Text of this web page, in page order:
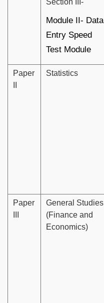
Section III-
Module II- Data
Entry Speed
Test Module
Paper
Statistics
Paper
General Studies
(Finance and
Economics)